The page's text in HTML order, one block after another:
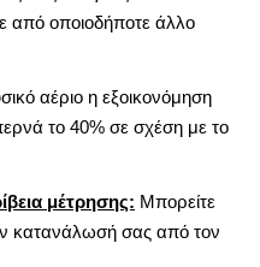
από οποιοδήποτε άλλο
αέριο η εξοικονόμηση
το 40% σε σχέση με το
μέτρησης: Μπορείτε
κατανάλωσή σας από τον